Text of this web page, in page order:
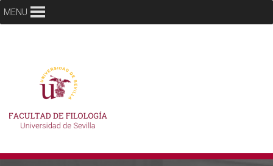
MENU